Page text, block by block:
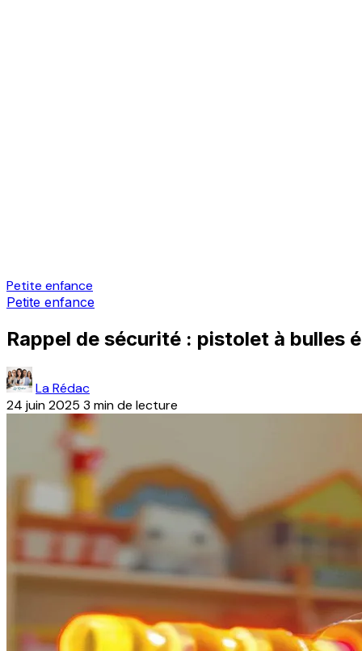
Petite enfance
Petite enfance
Rappel de sécurité : pistolet à bulles
La Rédac
24 juin 2025 3 min de lecture